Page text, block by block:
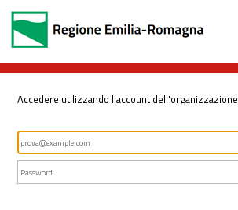
Accedere utilizzando l'account dell'organizzazione